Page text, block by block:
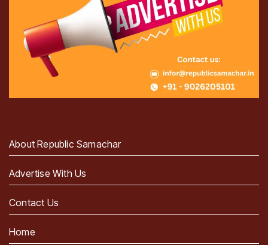
About Republic Samachar
Advertise With Us
Contact Us
Home